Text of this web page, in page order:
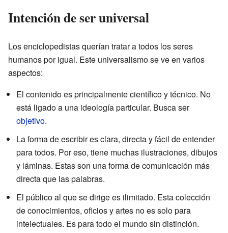
Intención de ser universal
Los enciclopedistas querían tratar a todos los seres
humanos por igual. Este universalismo se ve en varios
aspectos:
El contenido es principalmente científico y técnico. No
está ligado a una ideología particular. Busca ser
objetivo.
La forma de escribir es clara, directa y fácil de entender
para todos. Por eso, tiene muchas ilustraciones, dibujos
y láminas. Estas son una forma de comunicación más
directa que las palabras.
El público al que se dirige es ilimitado. Esta colección
de conocimientos, oficios y artes no es solo para
intelectuales. Es para todo el mundo sin distinción.